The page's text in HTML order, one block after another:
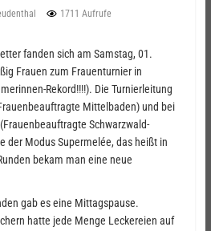
1711 Aufrufe
fanden sich am Samstag, 01.
Frauen zum Frauenturnier in
Rekord!!!!). Die Turnierleitung
Mittelbaden) und bei
Schwarzwald-
der Modus Supermelée, das heißt in
bekam man eine neue
gab es eine Mittagspause.
hatte jede Menge Leckereien auf